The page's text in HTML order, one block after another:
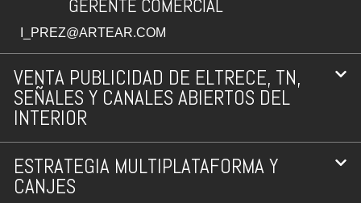
GERENTE COMERCIAL
I_PREZ@ARTEAR.COM
VENTA PUBLICIDAD DE ELTRECE, TN,
SEÑALES Y CANALES ABIERTOS DEL
INTERIOR
ESTRATEGIA MULTIPLATAFORMA Y
CANJES